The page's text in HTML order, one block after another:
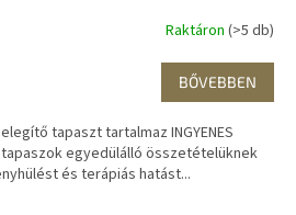
Y
E
N
E
Raktáron (>5 db)
BŐVEBBEN
tapaszt tartalmaz INGYENES
tapaszok egyedülálló összetételüknek
és terápiás hatást...